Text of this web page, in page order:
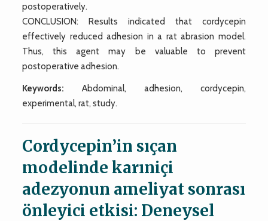
postoperatively.
CONCLUSION: Results indicated that cordycepin
effectively reduced adhesion in a rat abrasion model.
Thus, this agent may be valuable to prevent
postoperative adhesion.
Keywords: Abdominal, adhesion, cordycepin,
experimental, rat, study.
Cordycepin’in sıçan
modelinde karıniçi
adezyonun ameliyat sonrası
önleyici etkisi: Deneysel